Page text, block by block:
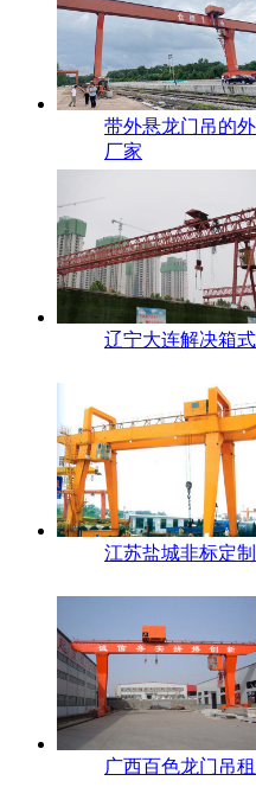
带外悬龙门吊的
厂家
辽宁大连解决箱
江苏盐城非标定
广西百色龙门吊